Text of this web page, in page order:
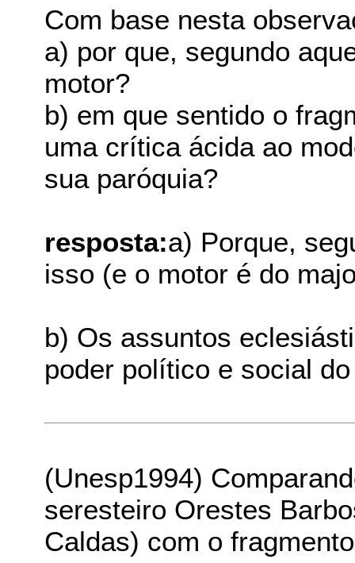
Com base nesta
a) por que, segundo
motor?
b) em que sentido o
uma crítica ácida ao
sua paróquia?
resposta:a) Porque,
isso (e o motor é do
b) Os assuntos
poder político e social
(Unesp1994)
seresteiro Orestes
Caldas) com o